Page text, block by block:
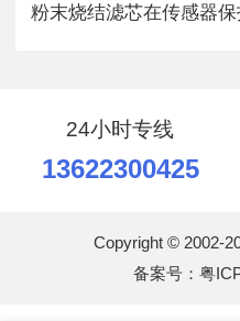
粉末烧结滤芯在传感器保
24小时专线
13622300425
Copyright © 2002-
备案号： 粤